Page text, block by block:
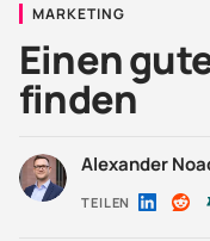
MARKETING
Einen
finden
Alexander
TEILEN Auf Auf